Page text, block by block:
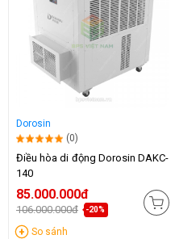
Dorosin
(0)
Điều hòa di động Dorosin DAKC-
140
85.000.000đ
106.000.000đ -20%
So sánh